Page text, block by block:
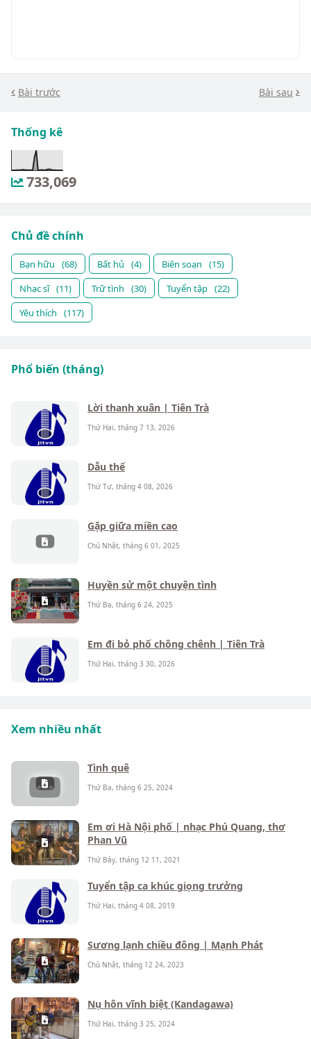
Bài trước Bài sau
Thống kê
733,069
Chủ đề chính
Bạn hữu (68) Bất hủ (4) Biên soạn
(15)
Nhạc sĩ (11) Trữ tình (30) Tuyển tập (22)
Yêu thích
(117)
Phổ biến (tháng)
Lời thanh xuân | Tiên Trà
Thứ Hai, tháng 7 13, 2026
Dẫu thế
Thứ Tư, tháng 4 08, 2026
Gặp giữa miền cao
Chủ Nhật, tháng 6 01, 2025
Huyền sử một chuyện tình
Thứ Ba, tháng 6 24, 2025
Em đi bỏ phố chông chênh | Tiên Trà
Thứ Hai, tháng 3 30, 2026
Xem nhiều nhất
Tình quê
Thứ Ba, tháng 6 25, 2024
Em ơi Hà Nội phố | nhạc Phú Quang, thơ
Phan Vũ
Thứ Bảy, tháng 12 11, 2021
Tuyển tập ca khúc giọng trưởng
Thứ Hai, tháng 4 08, 2019
Sương lạnh chiều đông | Mạnh Phát
Chủ Nhật, tháng 12 24, 2023
Nụ hôn vĩnh biệt (Kandagawa)
Thứ Hai, tháng 3 25, 2024